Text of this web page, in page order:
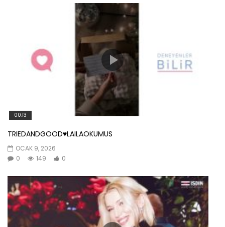
00:13
TRIEDANDGOOD♥️LAILAOKUMUS
OCAK 9, 2026
0
149 0